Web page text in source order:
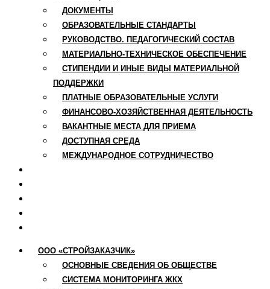
ДОКУМЕНТЫ
ОБРАЗОВАТЕЛЬНЫЕ СТАНДАРТЫ
РУКОВОДСТВО. ПЕДАГОГИЧЕСКИЙ СОСТАВ
МАТЕРИАЛЬНО-ТЕХНИЧЕСКОЕ ОБЕСПЕЧЕНИЕ
СТИПЕНДИИ И ИНЫЕ ВИДЫ МАТЕРИАЛЬНОЙ
ПОДДЕРЖКИ
ПЛАТНЫЕ ОБРАЗОВАТЕЛЬНЫЕ УСЛУГИ
ФИНАНСОВО-ХОЗЯЙСТВЕННАЯ ДЕЯТЕЛЬНОСТЬ
ВАКАНТНЫЕ МЕСТА ДЛЯ ПРИЕМА
ДОСТУПНАЯ СРЕДА
МЕЖДУНАРОДНОЕ СОТРУДНИЧЕСТВО
ООО «СТРОЙЗАКАЗЧИК»
ОСНОВНЫЕ СВЕДЕНИЯ ОБ ОБЩЕСТВЕ
СИСТЕМА МОНИТОРИНГА ЖКХ